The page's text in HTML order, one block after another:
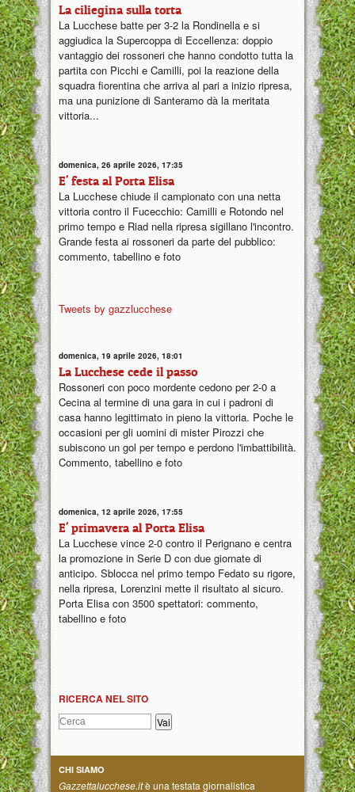
La ciliegina sulla torta
La Lucchese batte per 3-2 la Rondinella e si
aggiudica la Supercoppa di Eccellenza: doppio
vantaggio dei rossoneri che hanno condotto tutta la
partita con Picchi e Camilli, poi la reazione della
squadra fiorentina che arriva al pari a inizio ripresa,
ma una punizione di Santeramo dà la meritata
vittoria...
domenica, 26 aprile 2026, 17:35
E' festa al Porta Elisa
La Lucchese chiude il campionato con una netta
vittoria contro il Fucecchio: Camilli e Rotondo nel
primo tempo e Riad nella ripresa sigillano l'incontro.
Grande festa ai rossoneri da parte del pubblico:
commento, tabellino e foto
Tweets by gazzlucchese
domenica, 19 aprile 2026, 18:01
La Lucchese cede il passo
Rossoneri con poco mordente cedono per 2-0 a
Cecina al termine di una gara in cui i padroni di
casa hanno legittimato in pieno la vittoria. Poche le
occasioni per gli uomini di mister Pirozzi che
subiscono un gol per tempo e perdono l'imbattibilità.
Commento, tabellino e foto
domenica, 12 aprile 2026, 17:55
E' primavera al Porta Elisa
La Lucchese vince 2-0 contro il Perignano e centra
la promozione in Serie D con due giornate di
anticipo. Sblocca nel primo tempo Fedato su rigore,
nella ripresa, Lorenzini mette il risultato al sicuro.
Porta Elisa con 3500 spettatori: commento,
tabellino e foto
RICERCA NEL SITO
CHI SIAMO
Gazzettalucchese.itè una testata giornalistica